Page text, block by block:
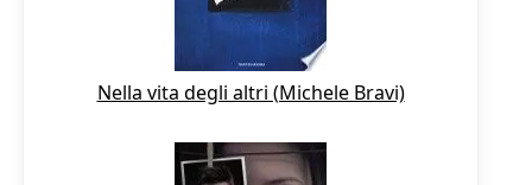
Nella vita degli altri (Michele Bravi)